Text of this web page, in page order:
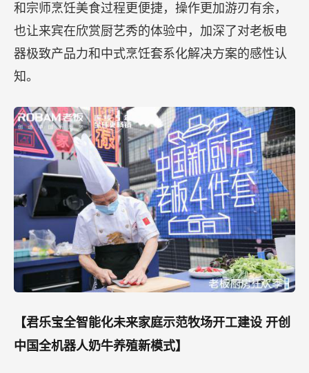
和宗师烹饪美食过程更便捷，操作更加游刃有余，
也让来宾在欣赏厨艺秀的体验中，加深了对老板电
器极致产品力和中式烹饪套系化解决方案的感性认
知。
【君乐宝全智能化未来家庭示范牧场开工建设 开创
中国全机器人奶牛养殖新模式】